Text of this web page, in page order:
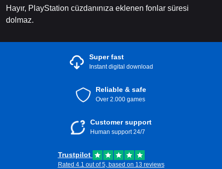
Hayır, PlayStation cüzdanınıza eklenen fonlar süresi
dolmaz.
Super fast
Instant digital download
Reliable & safe
Over 2.000 games
Customer support
Human support 24/7
Trustpilot
Rated 4.1 out of 5, based on 13 reviews